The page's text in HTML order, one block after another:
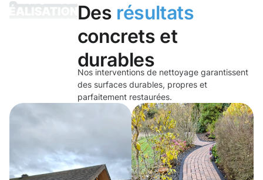
Des résultats
concrets et
durables
Nos interventions de nettoyage garantissent
des surfaces durables, propres et
parfaitement restaurées.